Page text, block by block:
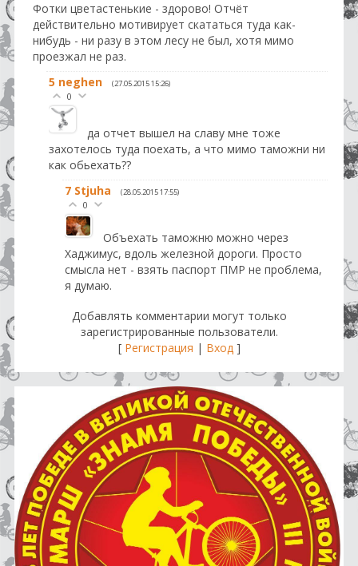
Фотки цветастенькие - здорово! Отчёт
действительно мотивирует скататься туда как-
нибудь - ни разу в этом лесу не был, хотя мимо
проезжал не раз.
5 neghen (27.05.2015 15:26)
0
да отчет вышел на славу мне тоже
захотелось туда поехать, а что мимо таможни ни
как обьехать??
7 Stjuha (28.05.2015 17:55)
0
Объехать таможню можно через
Хаджимус, вдоль железной дороги. Просто
смысла нет - взять паспорт ПМР не проблема,
я думаю.
Добавлять комментарии могут только
зарегистрированные пользователи.
[ Регистрация | Вход]